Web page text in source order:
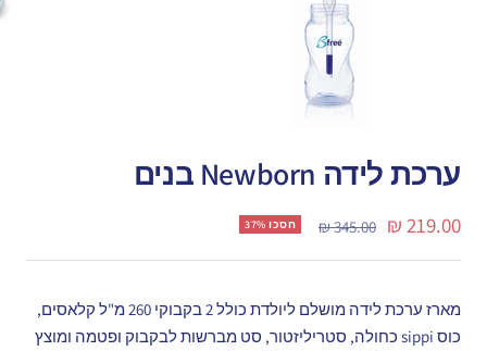
ערכת לידה Newborn בנים
מחיר
מבצע
219.00 ₪
מחיר
345.00 ₪ חסכו 37%
מארז ערכת לידה מושלם ליולדת כולל 2 בקבוקי 260 מ"ל קלאסים,
כוס sippi כחולה, סטריליזטור, סט מברשות לבקבוק ופטמה ומוצץ